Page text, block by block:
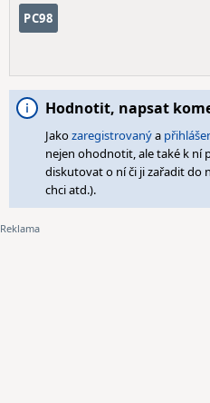
PC98
Hodnotit, napsat
Jakozaregistrovanýa
nejen ohodnotit, ale také k ní
diskutovat o ní či ji zařadit do
chci atd.).